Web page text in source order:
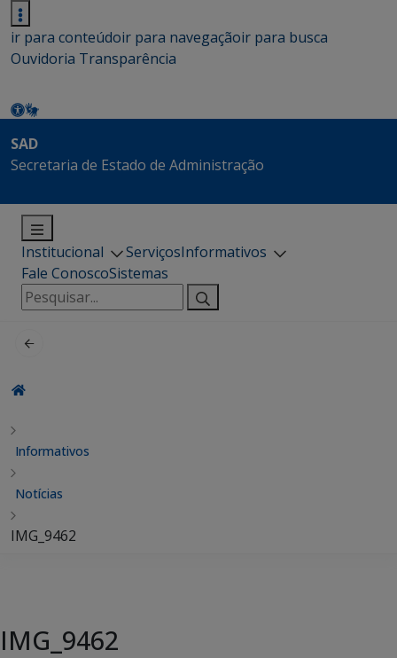
ir para conteúdoir para navegaçãoir para busca
Ouvidoria Transparência
SAD
Secretaria de Estado de Administração
Institucional ServiçosInformativos
Fale ConoscoSistemas
Pesquisar
por:
Informativos
Notícias
IMG_9462
IMG_9462